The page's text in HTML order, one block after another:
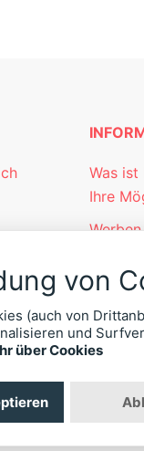
Was ist
Ihre
Kontakt
von
(auch von
und
über Cookies